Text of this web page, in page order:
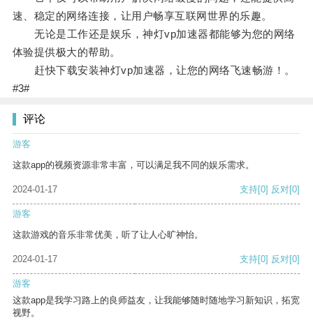
速、稳定的网络连接，让用户畅享互联网世界的乐趣。
无论是工作还是娱乐，神灯vp加速器都能够为您的网络
体验提供极大的帮助。
赶快下载安装神灯vp加速器，让您的网络飞速畅游！。
#3#
评论
游客
这款app的视频资源非常丰富，可以满足我不同的娱乐需求。
2024-01-17 支持[0] 反对[0]
游客
这款游戏的音乐非常优美，听了让人心旷神怡。
2024-01-17 支持[0] 反对[0]
游客
这款app是我学习路上的良师益友，让我能够随时随地学习新知识，拓宽
视野。